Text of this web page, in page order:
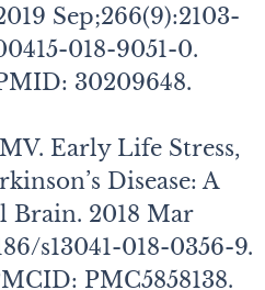
Sep;266(9):2103-
018-9051-0.
30209648.
Early Life Stress,
Disease: A
Brain. 2018 Mar
s13041-018-0356-9.
PMC5858138.